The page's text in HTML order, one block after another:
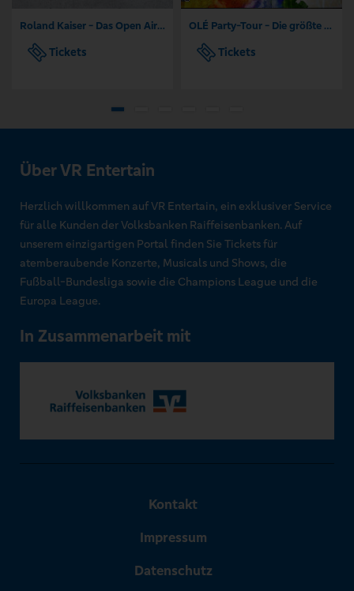
Roland Kaiser - Das Open Air 2026!
Tickets
OLÉ Party-Tour - Die größte Mallorca Party-Tour der Welt
Tickets
Über VR Entertain
Herzlich willkommen auf VR Entertain, ein exklusiver Service
für alle Kunden der Volksbanken Raiffeisenbanken. Auf
unserem einzigartigen Portal finden Sie Tickets für
atemberaubende Konzerte, Musicals und Shows, die
Fußball-Bundesliga sowie die Champions League und die
Europa League.
In Zusammenarbeit mit
Kontakt
Impressum
Datenschutz